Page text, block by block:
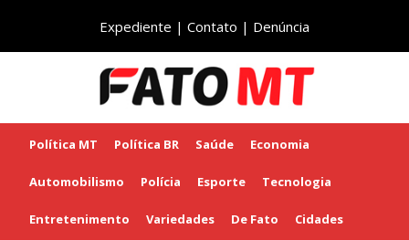
Expediente | Contato | Denúncia
Política MT Política BR Saúde Economia
Automobilismo Polícia Esporte Tecnologia
Entretenimento Variedades De Fato Cidades